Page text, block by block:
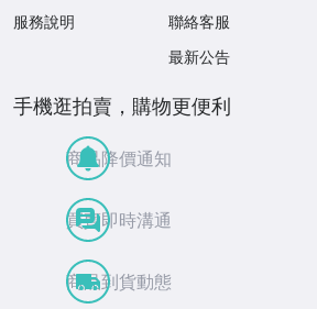
服務說明
聯絡客服
最新公告
手機逛拍賣，購物更便利
商品降價通知
買賣即時溝通
商品到貨動態